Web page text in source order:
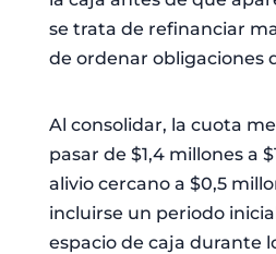
se trata de refinanciar
de ordenar obligaciones
Al consolidar, la cuota
pasar de $1,4 millones a
alivio cercano a $0,5
incluirse un periodo
espacio de caja durante